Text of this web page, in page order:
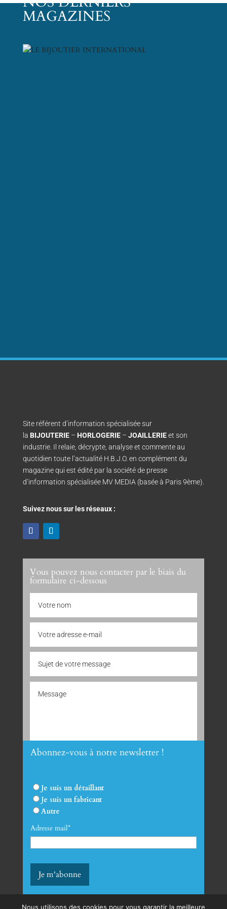
MAGAZINES
Site référent d’information spécialisée sur
la BIJOUTERIE– HORLOGERIE– JOAILLERIEet son
industrie. Il relaie, décrypte, analyse et commente au
quotidien toute l’actualité H.B.J.O. en complément du
magazine qui est édité par la société de presse
d’information spécialisée MV MEDIA (basée à Paris 9ème).
Suivez nous sur les réseaux :
Vous pouvez nous contacter par le biais du
formulaire ci-dessous
Abonnez-vous à notre newsletter !
Je suis un détaillant
Je suis un fabricant
Autre
Adresse mail*
Nous utilisons des cookies pour vous garantir la meilleure